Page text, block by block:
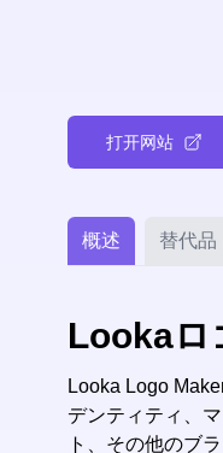
打开网站
概述 替代品
Lookaロ
Looka Logo
デンティティ、
ト、その他のブ